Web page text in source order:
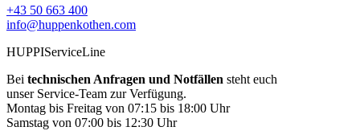
+43 50 663 400
info@huppenkothen.com
HUPPIServiceLine
Bei technischen Anfragen und Notfällen steht euch
unser Service-Team zur Verfügung.
Montag bis Freitag von 07:15 bis 18:00 Uhr
Samstag von 07:00 bis 12:30 Uhr